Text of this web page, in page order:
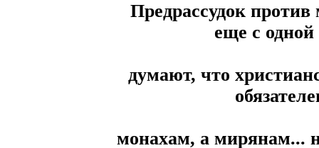
Предрассудок
еще с
думают, что
монахам, а мирянам...